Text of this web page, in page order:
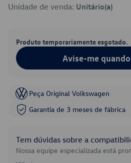
Unidade de venda: Unitário(a)
Produto temporariamente esgotado.
Avise-me
Peça Original Volkswagen
Garantia de 3 meses de fábrica
Tem dúvidas sobre a
Nossa equipe especializada está